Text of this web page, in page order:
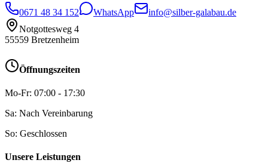
0671 48 34 152 WhatsApp
info@silber-galabau.de
Notgottesweg 4
55559 Bretzenheim
Öffnungszeiten
Mo-Fr: 07:00 - 17:30
Sa: Nach Vereinbarung
So: Geschlossen
Unsere Leistungen